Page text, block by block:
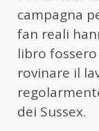
campagna
fan reali
libro
rovinare il
dei Sussex.